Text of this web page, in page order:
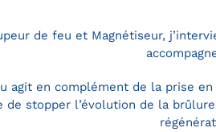
de feu et Magnétiseur,
agit en complément de la prise
de stopper l’évolution de la